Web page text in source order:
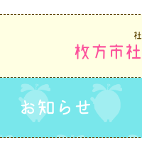
枚方市
お知らせ